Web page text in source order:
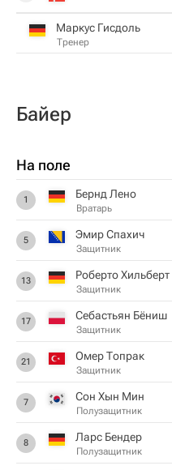
Маркус Гисдоль
Тренер
Байер
На поле
1 Бернд Лено
Вратарь
5 Эмир Спахич
Защитник
13 Роберто Хильберт
Защитник
17 Себастьян Бёниш
Защитник
21 Омер Топрак
Защитник
7 Сон Хын Мин
Полузащитник
8 Ларс Бендер
Полузащитник